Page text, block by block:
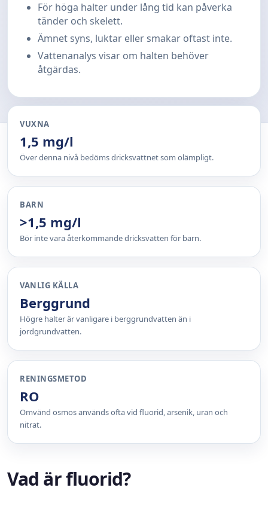
För höga halter under lång tid kan påverka
tänder och skelett.
Ämnet syns, luktar eller smakar oftast inte.
Vattenanalys visar om halten behöver
åtgärdas.
VUXNA
1,5 mg/l
Över denna nivå bedöms dricksvattnet som olämpligt.
BARN
>1,5 mg/l
Bör inte vara återkommande dricksvatten för barn.
VANLIG KÄLLA
Berggrund
Högre halter är vanligare i berggrundvatten än i
jordgrundvatten.
RENINGSMETOD
RO
Omvänd osmos används ofta vid fluorid, arsenik, uran och
nitrat.
Vad är fluorid?